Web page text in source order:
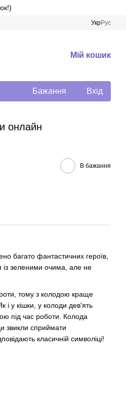
УкрРус
Мій кошик
Бажання Вхід
онлайн
В бажання
багато фантастичних героїв,
із зеленими очима, але не
тому з колодою краще
і у кішки, у колоди дев'ять
під час роботи. Колода
звикли сприймати
класичній символіці!